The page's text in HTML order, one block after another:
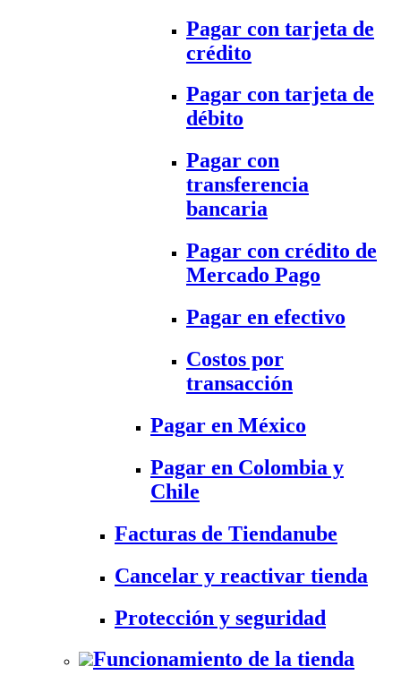
Pagar con tarjeta de
crédito
Pagar con tarjeta de
débito
Pagar con
transferencia
bancaria
Pagar con crédito de
Mercado Pago
Pagar en efectivo
Costos por
transacción
Pagar en México
Pagar en Colombia y
Chile
Facturas de Tiendanube
Cancelar y reactivar tienda
Protección y seguridad
Funcionamiento de la tienda